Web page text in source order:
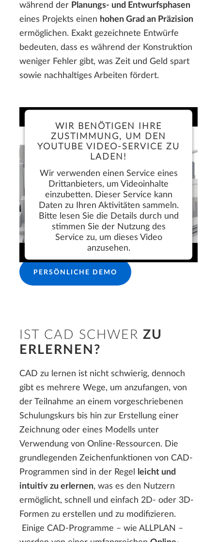
während der Planungs- und Entwurfsphasen
eines Projekts einen hohen Grad an Präzision
ermöglichen. Exakt gezeichnete Entwürfe
bedeuten, dass es während der Konstruktion
weniger Fehler gibt, was Zeit und Geld spart
sowie nachhaltiges Arbeiten fördert.
WIR BENÖTIGEN IHRE
ZUSTIMMUNG, UM DEN
YOUTUBE VIDEO-SERVICE ZU
LADEN!
Wir verwenden einen Service eines
Drittanbieters, um Videoinhalte
einzubetten. Dieser Service kann
Daten zu Ihren Aktivitäten sammeln.
Bitte lesen Sie die Details durch und
stimmen Sie der Nutzung des
Service zu, um dieses Video
anzusehen.
Mehr Informationen
KOSTENLOS TESTEN
PERSÖNLICHE DEMO
IST CAD SCHWER ZU
ERLERNEN?
CAD zu lernen ist nicht schwierig, dennoch
gibt es mehrere Wege, um anzufangen, von
der Teilnahme an einem vorgeschriebenen
Schulungskurs bis hin zur Erstellung einer
Zeichnung oder eines Modells unter
Verwendung von Online-Ressourcen. Die
grundlegenden Zeichenfunktionen von CAD-
Programmen sind in der Regel
leicht und
intuitiv zu erlernen, was es den Nutzern
ermöglicht, schnell und einfach 2D- oder 3D-
Formen zu erstellen und zu modifizieren.
Einige CAD-Programme – wie ALLPLAN –